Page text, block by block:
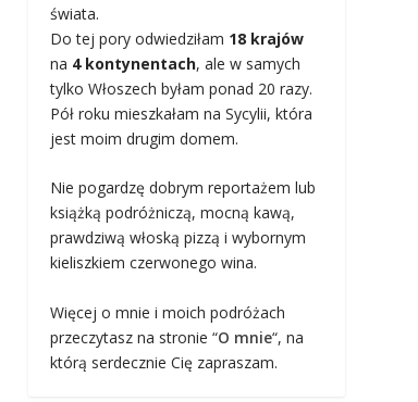
świata.
Do tej pory odwiedziłam 18 krajów
na 4 kontynentach, ale w samych
tylko Włoszech byłam ponad 20 razy.
Pół roku mieszkałam na Sycylii, która
jest moim drugim domem.
Nie pogardzę dobrym reportażem lub
książką podróżniczą, mocną kawą,
prawdziwą włoską pizzą i wybornym
kieliszkiem czerwonego wina.
Więcej o mnie i moich podróżach
przeczytasz na stronie “O mnie“, na
którą serdecznie Cię zapraszam.